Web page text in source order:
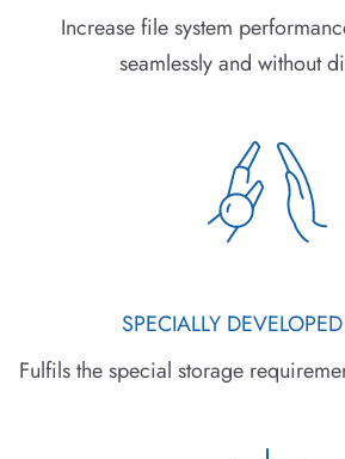
Increase file system
seamlessly and without
SPECIALLY
Fulfils the special storage